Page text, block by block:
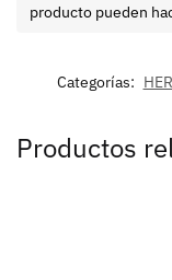
producto pueden
Categorías:
Productos